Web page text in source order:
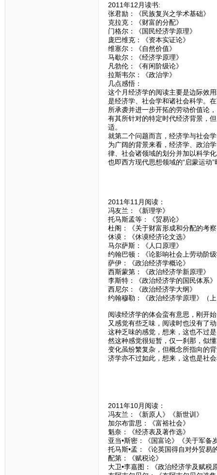
2011年12月读书:
张君励：《民族复兴之学术基础》
克拉克：《财富的分配》
门格尔：《国民经济学原理》
庞巴维克：《资本实证论》
维塞尔：《自然价值》
马歇尔：《经济学原理》
凡勃伦：《有闲阶级论》
拉斯韦尔：《政治学》
几点感悟：
这个月经济学的阅读主要是边际效
是经济学、社会学和诸社会科学。
所承袭并进一步开拓的劳动价值论
有其所针对的特定时代经济背景，
适。
就第二个问题而言，经济学与社会
为广阔的背景来看，经济学、政治
律、社会诸领域的划分并加以科学
也即西方现代思想领域的“启蒙运动
2011年11月阅读：
冯友兰：《新理学》
托马斯孟等：《贸易论》
杜阁：《关于财富形成和分配的考
休谟：《休谟经济论文选》
马尔萨斯：《人口原理》
约翰巴顿：《论影响社会上劳动阶
萨伊：《政治经济学概论》
西斯蒙第：《政治经济学新原理》
李斯特：《政治经济学的国民体系》
西尼尔：《政治经济学大纲》
约翰穆勒：《政治经济学原理》（
阅读经济学的体会蛮有意思，刚开
又感觉有些乏味，阅读时也没有了
这种乏味的感觉，想来，这也不过
然这种感觉很短暂，仅一刹那，似
变化虽纷繁复杂，但概念所指向的
济学亦不过如此，想来，这也是社
2011年10月阅读：
冯友兰：《新原人》《新世训》
加尔布雷思：《富裕社会》
魁奈：《经济表及著作选》
亚当•斯密：《国富论》《关于军备
托马斯•孟：《论英国得自对外贸易
配第：《赋税论》
大卫•李嘉图：《政治经济学及赋税